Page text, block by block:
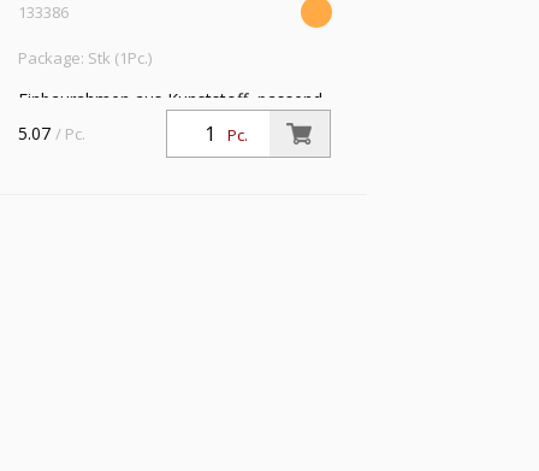
133386
Package: Stk (1Pc.)
Einbaurahmen aus Kunststoff, passend
für Digital-Manometer
Pc.
5.07 / Pc.